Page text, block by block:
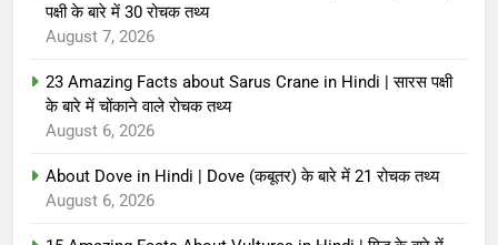
पक्षी के बारे में 30 रोचक तथ्य
August 7, 2026
23 Amazing Facts about Sarus Crane in Hindi | सारस पक्षी
के बारे में चोंकाने वाले रोचक तथ्य
August 6, 2026
About Dove in Hindi | Dove (कबूतर) के बारे में 21 रोचक तथ्य
August 6, 2026